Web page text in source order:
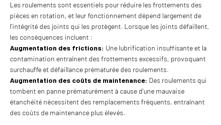
Les roulements sont essentiels pour réduire les frottements des
pièces en rotation, et leur fonctionnement dépend largement de
l'intégrité des joints qui les protègent. Lorsque les joints défaillent,
les conséquences incluent :
Augmentation des frictions: Une lubrification insuffisante et la
contamination entraînent des frottements excessifs, provoquant
surchauffe et défaillance prématurée des roulements.
Augmentation des coûts de maintenance: Des roulements qui
tombent en panne prématurément à cause d'une mauvaise
étanchéité nécessitent des remplacements fréquents, entraînant
des coûts de maintenance plus élevés.